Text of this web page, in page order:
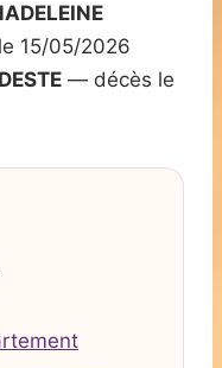
15/05/2026
— décès le